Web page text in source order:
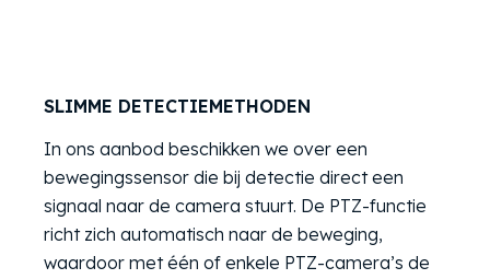
SLIMME DETECTIEMETHODEN
In ons aanbod beschikken we over een
bewegingssensor die bij detectie direct een
signaal naar de camera stuurt. De PTZ-functie
richt zich automatisch naar de beweging,
waardoor met één of enkele PTZ-camera’s de